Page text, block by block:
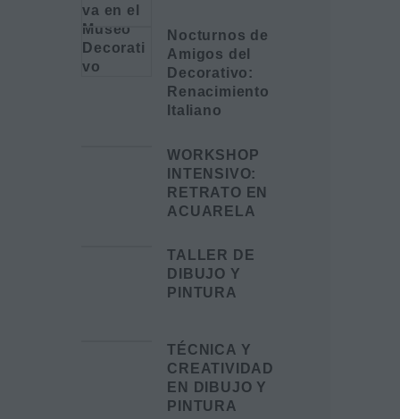
Nocturnos de
Amigos del
Decorativo:
Renacimiento
Italiano
WORKSHOP
INTENSIVO:
RETRATO EN
ACUARELA
TALLER DE
DIBUJO Y
PINTURA
TÉCNICA Y
CREATIVIDAD
EN DIBUJO Y
PINTURA